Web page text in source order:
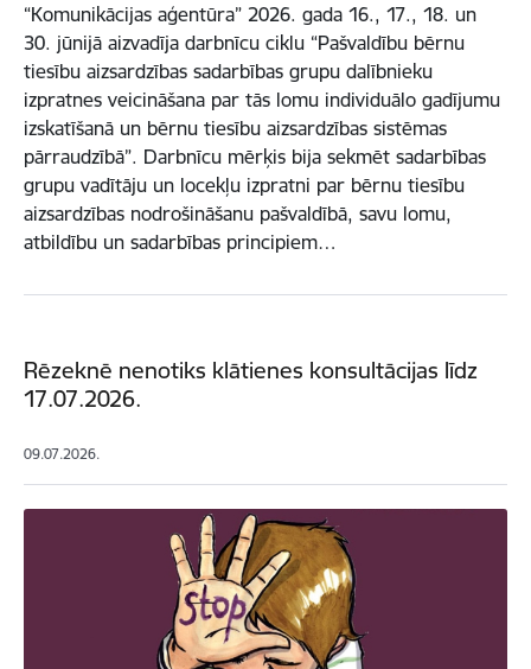
“Komunikācijas aģentūra” 2026. gada 16., 17., 18. un
30. jūnijā aizvadīja darbnīcu ciklu “Pašvaldību bērnu
tiesību aizsardzības sadarbības grupu dalībnieku
izpratnes veicināšana par tās lomu individuālo gadījumu
izskatīšanā un bērnu tiesību aizsardzības sistēmas
pārraudzībā”. Darbnīcu mērķis bija sekmēt sadarbības
grupu vadītāju un locekļu izpratni par bērnu tiesību
aizsardzības nodrošināšanu pašvaldībā, savu lomu,
atbildību un sadarbības principiem…
Rēzeknē nenotiks klātienes konsultācijas līdz
17.07.2026.
09.07.2026.